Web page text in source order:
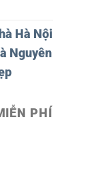
Hà Nội
Nguyên
PHÍ